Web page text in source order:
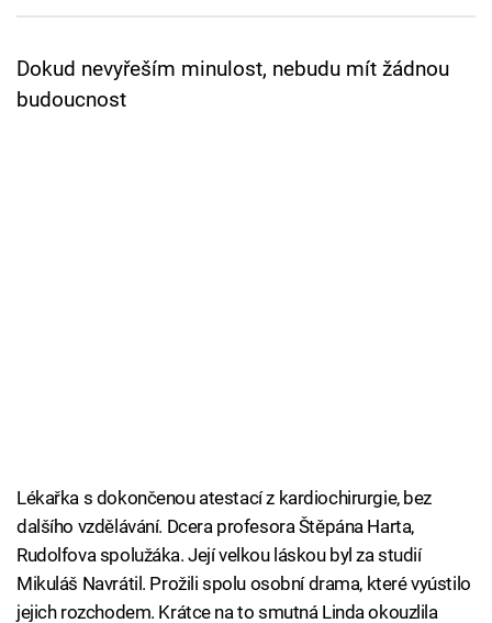
Cool Esport
Pořady
Dokud nevyřeším minulost, nebudu mít žádnou
budoucnost
Lékařka s dokončenou atestací z kardiochirurgie, bez
dalšího vzdělávání. Dcera profesora Štěpána Harta,
Rudolfova spolužáka. Její velkou láskou byl za studií
Mikuláš Navrátil. Prožili spolu osobní drama, které vyústilo
jejich rozchodem. Krátce na to smutná Linda okouzlila